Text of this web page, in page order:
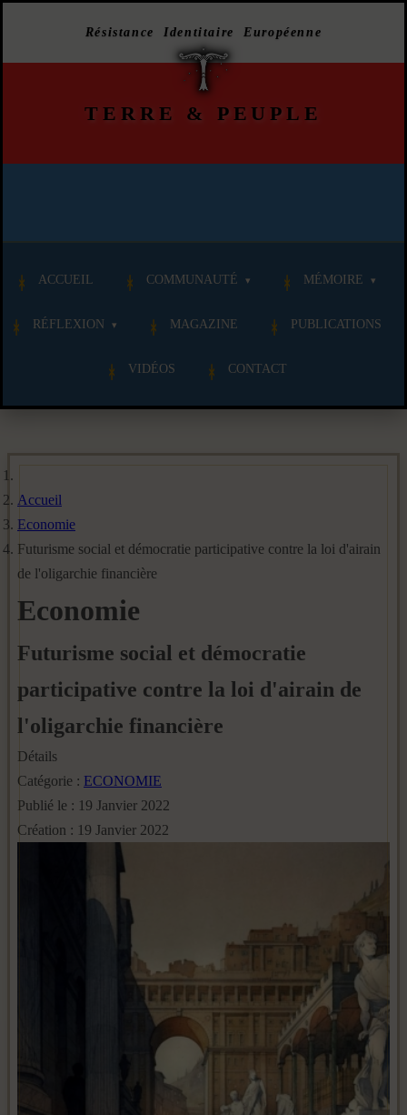
Résistance Identitaire Européenne
TERRE & PEUPLE
ACCUEIL COMMUNAUTÉ MÉMOIRE
RÉFLEXION MAGAZINE PUBLICATIONS
VIDÉOS CONTACT
Accueil
Economie
Futurisme social et démocratie participative contre la loi d'airain
de l'oligarchie financière
Economie
Futurisme social et démocratie
participative contre la loi d'airain de
l'oligarchie financière
Détails
Catégorie : ECONOMIE
Publié le : 19 Janvier 2022
Création : 19 Janvier 2022